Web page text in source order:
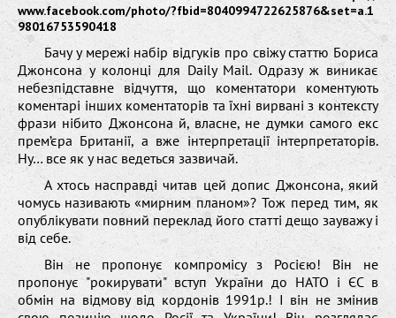
www.facebook.com/photo/?fbid=8040994722625876&set=a.1
98016753590418
Бачу у мережі набір відгуків про свіжу статтю Бориса
Джонсона у колонці для Daily Mail. Одразу ж виникає
небезпідставне відчуття, що коментатори коментують
коментарі інших коментаторів та їхні вирвані з контексту
фрази нібито Джонсона й, власне, не думки самого екс
прем’єра Британії, а вже інтерпретації інтерпретаторів.
Ну… все як у нас ведеться зазвичай.
А хтось насправді читав цей допис Джонсона, який
чомусь називають «мирним планом»? Тож перед тим, як
опублікувати повний переклад його статті дещо зауважу і
від себе.
Він не пропонує компромісу з Росією! Він не
пропонує "рокирувати" вступ України до НАТО і ЄС в
обмін на відмову від кордонів 1991р.! І він не змінив